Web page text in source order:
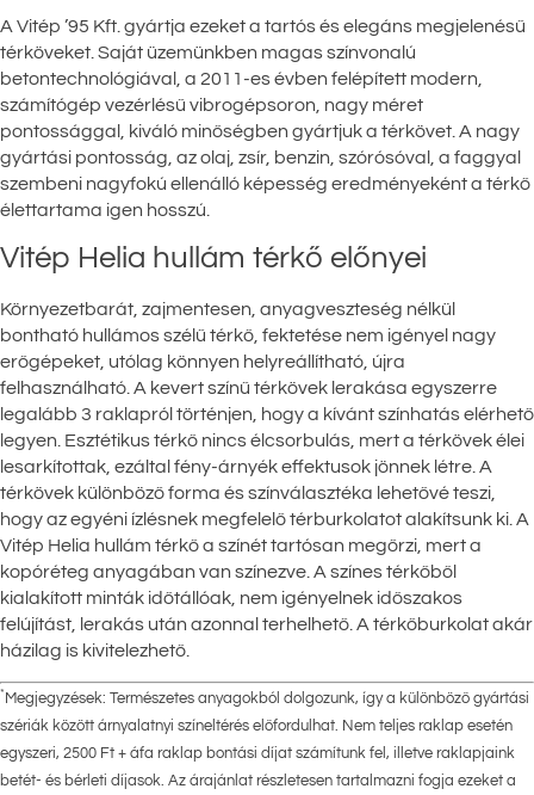
A Vitép ’95 Kft. gyártja ezeket a tartós és elegáns megjelenésű
térköveket. Saját üzemünkben magas színvonalú
betontechnológiával, a 2011-es évben felépített modern,
számítógép vezérlésű vibrogépsoron, nagy méret
pontossággal, kiváló minőségben gyártjuk a térkövet. A nagy
gyártási pontosság, az olaj, zsír, benzin, szórósóval, a faggyal
szembeni nagyfokú ellenálló képesség eredményeként a térkő
élettartama igen hosszú.
Vitép Helia hullám térkő előnyei
Környezetbarát, zajmentesen, anyagveszteség nélkül
bontható hullámos szélű térkő, fektetése nem igényel nagy
erőgépeket, utólag könnyen helyreállítható, újra
felhasználható. A kevert színű térkövek lerakása egyszerre
legalább 3 raklapról történjen, hogy a kívánt színhatás elérhető
legyen. Esztétikus térkő nincs élcsorbulás, mert a térkövek élei
lesarkítottak, ezáltal fény-árnyék effektusok jönnek létre. A
térkövek különböző forma és színválasztéka lehetővé teszi,
hogy az egyéni ízlésnek megfelelő térburkolatot alakítsunk ki. A
Vitép Helia hullám térkő a színét tartósan megőrzi, mert a
kopóréteg anyagában van színezve. A színes térkőből
kialakított minták időtállóak, nem igényelnek időszakos
felújítást, lerakás után azonnal terhelhető. A térkőburkolat akár
házilag is kivitelezhető.
* Megjegyzések: Természetes anyagokból dolgozunk, így a különböző gyártási
szériák között árnyalatnyi színeltérés előfordulhat. Nem teljes raklap esetén
egyszeri, 2500 Ft + áfa raklap bontási díjat számítunk fel, illetve raklapjaink
betét- és bérleti díjasok. Az árajánlat részletesen tartalmazni fogja ezeket a